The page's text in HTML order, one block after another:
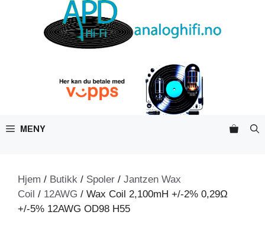
MENY
Hjem / Butikk / Spoler / Jantzen Wax
Coil / 12AWG / Wax Coil 2,100mH +/-2% 0,29Ω
+/-5% 12AWG OD98 H55